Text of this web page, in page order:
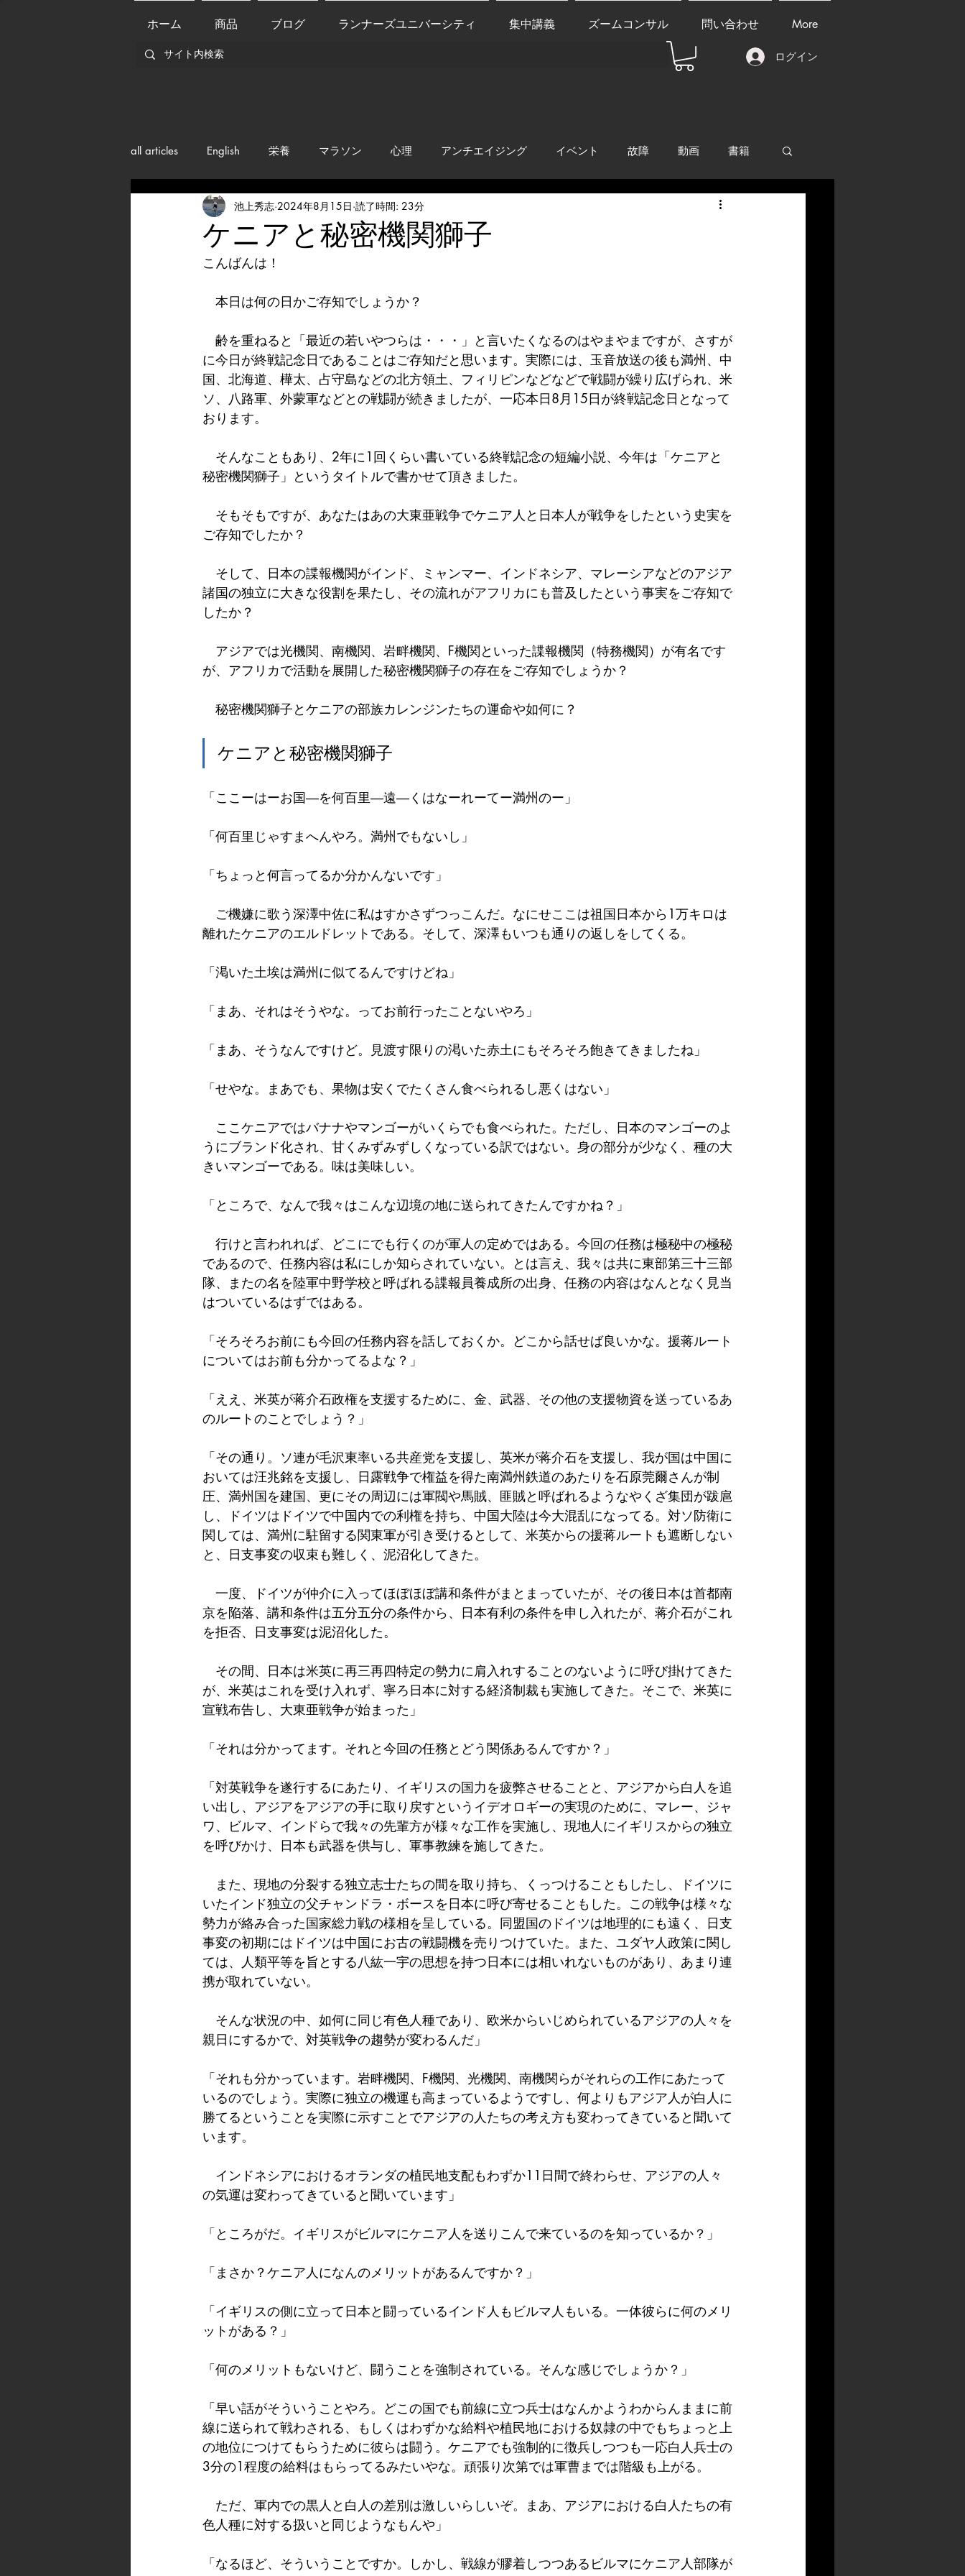
ホーム 商品 ブログ ランナーズユニバーシティ 集中講義 ズームコンサル 問い合わせ More
ログイン
all articles English 栄養 マラソン 心理 アンチエイジング イベント 故障 動画 書籍
メンバー紹介 Nutrition anti-inflammation
health mamagement
ケニアと秘密機関獅子
池上秀志 2024年8月15日 読了時間: 23分
こんばんは！
本日は何の日かご存知でしょうか？
齢を重ねると「最近の若いやつらは・・・」と言いたくなるのはやまやまですが、さすが
に今日が終戦記念日であることはご存知だと思います。実際には、玉音放送の後も満州、中
国、北海道、樺太、占守島などの北方領土、フィリピンなどなどで戦闘が繰り広げられ、米
ソ、八路軍、外蒙軍などとの戦闘が続きましたが、一応本日8月15日が終戦記念日となって
おります。
そんなこともあり、2年に1回くらい書いている終戦記念の短編小説、今年は「ケニアと
秘密機関獅子」というタイトルで書かせて頂きました。
そもそもですが、あなたはあの大東亜戦争でケニア人と日本人が戦争をしたという史実を
ご存知でしたか？
そして、日本の諜報機関がインド、ミャンマー、インドネシア、マレーシアなどのアジア
諸国の独立に大きな役割を果たし、その流れがアフリカにも普及したという事実をご存知で
したか？
アジアでは光機関、南機関、岩畔機関、F機関といった諜報機関（特務機関）が有名です
が、アフリカで活動を展開した秘密機関獅子の存在をご存知でしょうか？
秘密機関獅子とケニアの部族カレンジンたちの運命や如何に？
ケニアと秘密機関獅子
「ここーはーお国―を何百里―遠―くはなーれーてー満州のー」
「何百里じゃすまへんやろ。満州でもないし」
「ちょっと何言ってるか分かんないです」
ご機嫌に歌う深澤中佐に私はすかさずつっこんだ。なにせここは祖国日本から1万キロは
離れたケニアのエルドレットである。そして、深澤もいつも通りの返しをしてくる。
「渇いた土埃は満州に似てるんですけどね」
「まあ、それはそうやな。ってお前行ったことないやろ」
「まあ、そうなんですけど。見渡す限りの渇いた赤土にもそろそろ飽きてきましたね」
「せやな。まあでも、果物は安くでたくさん食べられるし悪くはない」
ここケニアではバナナやマンゴーがいくらでも食べられた。ただし、日本のマンゴーのよ
うにブランド化され、甘くみずみずしくなっている訳ではない。身の部分が少なく、種の大
きいマンゴーである。味は美味しい。
「ところで、なんで我々はこんな辺境の地に送られてきたんですかね？」
行けと言われれば、どこにでも行くのが軍人の定めではある。今回の任務は極秘中の極秘
であるので、任務内容は私にしか知らされていない。とは言え、我々は共に東部第三十三部
隊、またの名を陸軍中野学校と呼ばれる諜報員養成所の出身、任務の内容はなんとなく見当
はついているはずではある。
「そろそろお前にも今回の任務内容を話しておくか。どこから話せば良いかな。援蒋ルート
についてはお前も分かってるよな？」
「ええ、米英が蒋介石政権を支援するために、金、武器、その他の支援物資を送っているあ
のルートのことでしょう？」
「その通り。ソ連が毛沢東率いる共産党を支援し、英米が蒋介石を支援し、我が国は中国に
おいては汪兆銘を支援し、日露戦争で権益を得た南満州鉄道のあたりを石原莞爾さんが制
圧、満州国を建国、更にその周辺には軍閥や馬賊、匪賊と呼ばれるようなやくざ集団が跋扈
し、ドイツはドイツで中国内での利権を持ち、中国大陸は今大混乱になってる。対ソ防衛に
関しては、満州に駐留する関東軍が引き受けるとして、米英からの援蒋ルートも遮断しない
と、日支事変の収束も難しく、泥沼化してきた。
一度、ドイツが仲介に入ってほぼほぼ講和条件がまとまっていたが、その後日本は首都南
京を陥落、講和条件は五分五分の条件から、日本有利の条件を申し入れたが、蒋介石がこれ
を拒否、日支事変は泥沼化した。
その間、日本は米英に再三再四特定の勢力に肩入れすることのないように呼び掛けてきた
が、米英はこれを受け入れず、寧ろ日本に対する経済制裁も実施してきた。そこで、米英に
宣戦布告し、大東亜戦争が始まった」
「それは分かってます。それと今回の任務とどう関係あるんですか？」
「対英戦争を遂行するにあたり、イギリスの国力を疲弊させることと、アジアから白人を追
い出し、アジアをアジアの手に取り戻すというイデオロギーの実現のために、マレー、ジャ
ワ、ビルマ、インドらで我々の先輩方が様々な工作を実施し、現地人にイギリスからの独立
を呼びかけ、日本も武器を供与し、軍事教練を施してきた。
また、現地の分裂する独立志士たちの間を取り持ち、くっつけることもしたし、ドイツに
いたインド独立の父チャンドラ・ボースを日本に呼び寄せることもした。この戦争は様々な
勢力が絡み合った国家総力戦の様相を呈している。同盟国のドイツは地理的にも遠く、日支
事変の初期にはドイツは中国にお古の戦闘機を売りつけていた。また、ユダヤ人政策に関し
ては、人類平等を旨とする八紘一宇の思想を持つ日本には相いれないものがあり、あまり連
携が取れていない。
そんな状況の中、如何に同じ有色人種であり、欧米からいじめられているアジアの人々を
親日にするかで、対英戦争の趨勢が変わるんだ」
「それも分かっています。岩畔機関、F機関、光機関、南機関らがそれらの工作にあたって
いるのでしょう。実際に独立の機運も高まっているようですし、何よりもアジア人が白人に
勝てるということを実際に示すことでアジアの人たちの考え方も変わってきていると聞いて
います。
インドネシアにおけるオランダの植民地支配もわずか11日間で終わらせ、アジアの人々
の気運は変わってきていると聞いています」
「ところがだ。イギリスがビルマにケニア人を送りこんで来ているのを知っているか？」
「まさか？ケニア人になんのメリットがあるんですか？」
「イギリスの側に立って日本と闘っているインド人もビルマ人もいる。一体彼らに何のメリ
ットがある？」
「何のメリットもないけど、闘うことを強制されている。そんな感じでしょうか？」
「早い話がそういうことやろ。どこの国でも前線に立つ兵士はなんかようわからんままに前
線に送られて戦わされる、もしくはわずかな給料や植民地における奴隷の中でもちょっと上
の地位につけてもらうために彼らは闘う。ケニアでも強制的に徴兵しつつも一応白人兵士の
3分の1程度の給料はもらってるみたいやな。頑張り次第では軍曹までは階級も上がる。
ただ、軍内での黒人と白人の差別は激しいらしいぞ。まあ、アジアにおける白人たちの有
色人種に対する扱いと同じようなもんや」
「なるほど、そういうことですか。しかし、戦線が膠着しつつあるビルマにケニア人部隊が